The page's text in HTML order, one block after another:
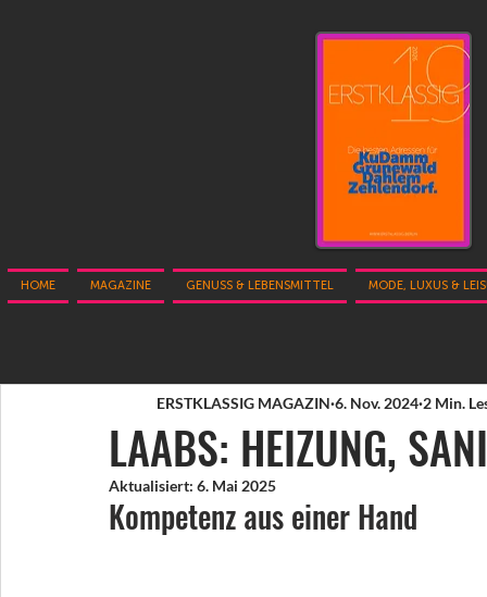
HOME MAGAZINE GENUSS & LEBENSMITTEL MODE, LUXUS &
LAABS: HEIZUNG,
ERSTKLASSIG MAGAZIN 6. Nov. 2024 2 Min.
Aktualisiert: 6. Mai 2025
Kompetenz aus einer Hand